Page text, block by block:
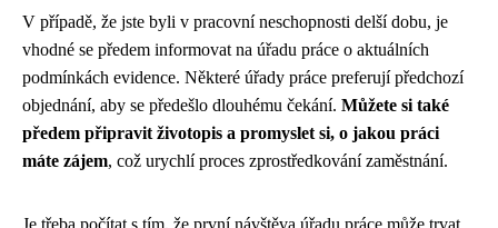
V případě, že jste byli v pracovní neschopnosti delší dobu, je
vhodné se předem informovat na úřadu práce o aktuálních
podmínkách evidence. Některé úřady práce preferují předchozí
objednání, aby se předešlo dlouhému čekání. Můžete si také
předem připravit životopis a promyslet si, o jakou práci
máte zájem, což urychlí proces zprostředkování zaměstnání.
Je třeba počítat s tím, že první návštěva úřadu práce může trvat